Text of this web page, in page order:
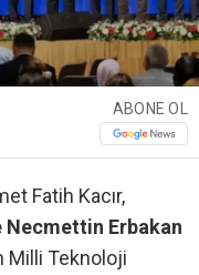
ABONE OL
Fatih Kacır,
Erbakan
Milli Teknoloji